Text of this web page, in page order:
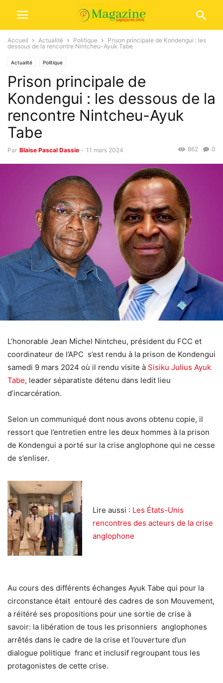
Accueil Actualité Politique
Prison principale de Kondengui : les
dessous de la rencontre Nintcheu-Ayuk Tabe
Actualité Politique
Prison principale de
Kondengui : les dessous de la
rencontre Nintcheu-Ayuk
Tabe
Par Blaise Pascal Dassie - 11 mars 2024 0
862
L’honorable Jean Michel Nintcheu, président du FCC et
coordinateur de l’APC s’est rendu à la prison de Kondengui
samedi 9 mars 2024 où il rendu visite à Sisiku Julius Ayuk
Tabe, leader séparatiste détenu dans ledit lieu
d’incarcération.
Selon un communiqué dont nous avons obtenu copie, il
ressort que l’entretien entre les deux hommes à la prison
de Kondengui a porté sur la crise anglophone qui ne cesse
de s’enliser.
Lire aussi : Les États-Unis
rencontres des acteurs de la crise
anglophone
Au cours des différents échanges Ayuk Tabe qui pour la
circonstance était entouré des cadres de son Mouvement,
a réitéré ses propositions pour une sortie de crise à
savoir: la libération de tous les prisonniers anglophones
arrêtés dans le cadre de la crise et l’ouverture d’un
dialogue politique franc et inclusif regroupant tous les
protagonistes de cette crise.